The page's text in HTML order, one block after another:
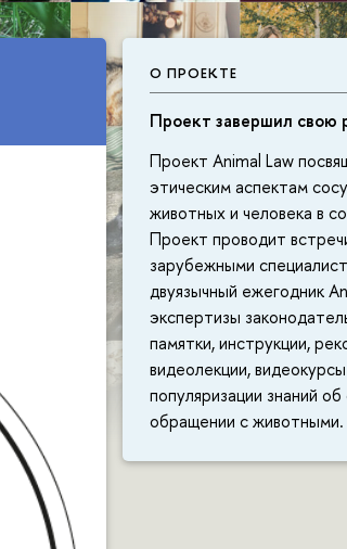
О ПРОЕКТЕ
Проект завершил свою
Проект Animal Law
этическим аспектам
животных и человека в
Проект проводит
зарубежными
двуязычный ежегодник
экспертизы
памятки, инструкции,
видеолекции,
популяризации знаний
обращении с животными.